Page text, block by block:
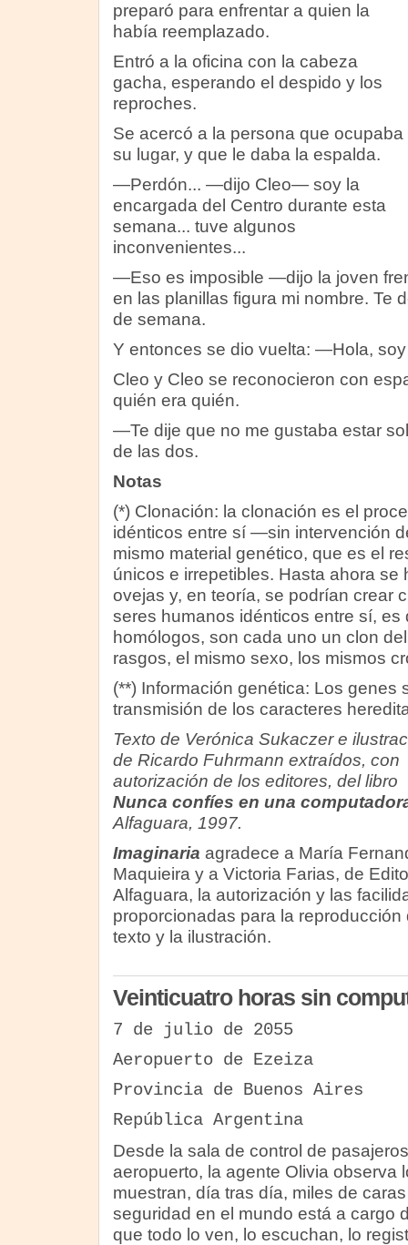
preparó para enfrentar a quien la
había reemplazado.
Entró a la oficina con la cabeza
gacha, esperando el despido y los
reproches.
Se acercó a la persona que ocupaba
su lugar, y que le daba la espalda.
—Perdón... —dijo Cleo— soy la
encargada del Centro durante esta
semana... tuve algunos
inconvenientes...
—Eso es imposible —dijo la joven
en las planillas figura mi nombre. Te
de semana.
Y entonces se dio vuelta: —Hola,
Cleo y Cleo se reconocieron con
quién era quién.
—Te dije que no me gustaba estar
de las dos.
Notas
(*) Clonación: la clonación es el
idénticos entre sí —sin intervención
mismo material genético, que es el
únicos e irrepetibles. Hasta ahora se
ovejas y, en teoría, se podrían crear
seres humanos idénticos entre sí, es
homólogos, son cada uno un clon
rasgos, el mismo sexo, los mismos
(**) Información genética: Los genes
transmisión de los caracteres
Texto de Verónica Sukaczer e
de Ricardo Fuhrmann extraídos, con
autorización de los editores, del libro
Nunca confíes en una
Alfaguara, 1997.
Imaginaria agradece a María
Maquieira y a Victoria Farias, de
Alfaguara, la autorización y las
proporcionadas para la reproducción
texto y la ilustración.
Veinticuatro horas sin
7 de julio de 2055
Aeropuerto de Ezeiza
Provincia de Buenos Aires
República Argentina
Desde la sala de control de
aeropuerto, la agente Olivia observa
muestran, día tras día, miles de
seguridad en el mundo está a cargo
que todo lo ven, lo escuchan, lo